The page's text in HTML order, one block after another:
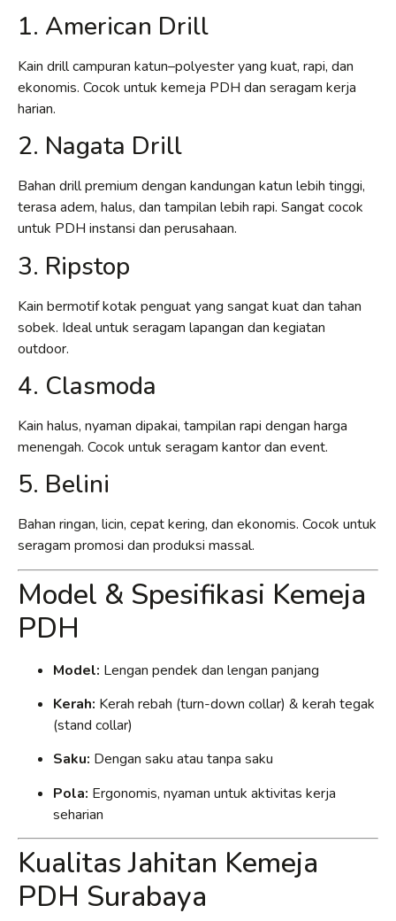
1. American Drill
Kain drill campuran katun–polyester yang kuat, rapi, dan
ekonomis. Cocok untuk kemeja PDH dan seragam kerja
harian.
2. Nagata Drill
Bahan drill premium dengan kandungan katun lebih tinggi,
terasa adem, halus, dan tampilan lebih rapi. Sangat cocok
untuk PDH instansi dan perusahaan.
3. Ripstop
Kain bermotif kotak penguat yang sangat kuat dan tahan
sobek. Ideal untuk seragam lapangan dan kegiatan
outdoor.
4. Clasmoda
Kain halus, nyaman dipakai, tampilan rapi dengan harga
menengah. Cocok untuk seragam kantor dan event.
5. Belini
Bahan ringan, licin, cepat kering, dan ekonomis. Cocok untuk
seragam promosi dan produksi massal.
Model & Spesifikasi Kemeja
PDH
Model: Lengan pendek dan lengan panjang
Kerah: Kerah rebah (turn-down collar) & kerah tegak
(stand collar)
Saku: Dengan saku atau tanpa saku
Pola: Ergonomis, nyaman untuk aktivitas kerja
seharian
Kualitas Jahitan Kemeja
PDH Surabaya